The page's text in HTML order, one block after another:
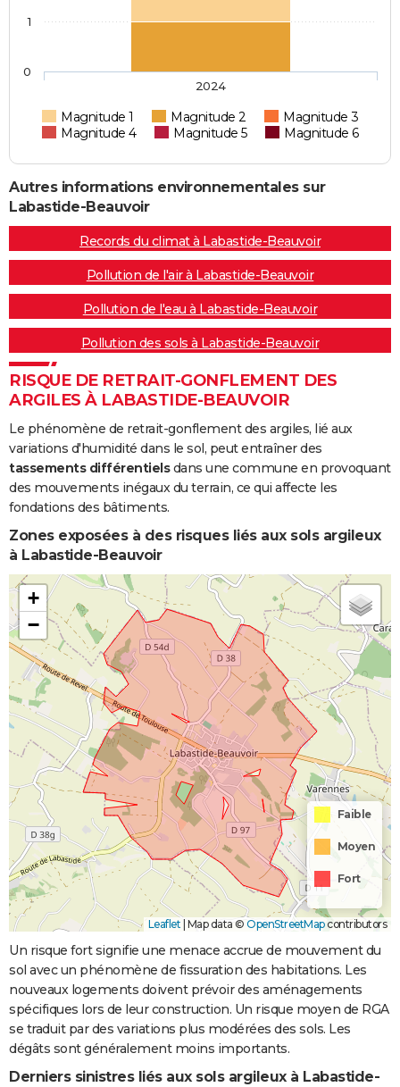
Magnitude 1 Magnitude 2
Magnitude 3
Magnitude 4
Magnitude 5 Magnitude 6
2024
0
1
Autres informations environnementales sur
Labastide-Beauvoir
Records du climat à Labastide-Beauvoir
Pollution de l'air à Labastide-Beauvoir
Pollution de l'eau à Labastide-Beauvoir
Pollution des sols à Labastide-Beauvoir
RISQUE DE RETRAIT-GONFLEMENT DES
ARGILES À LABASTIDE-BEAUVOIR
Le phénomène de retrait-gonflement des argiles, lié aux
variations d'humidité dans le sol, peut entraîner des
tassements différentielsdans une commune en provoquant
des mouvements inégaux du terrain, ce qui affecte les
fondations des bâtiments.
Zones exposées à des risques liés aux sols argileux
à Labastide-Beauvoir
+
−
Faible
Moyen
Fort
Leaflet Map data © OpenStreetMapcontributors
Un risque fort signifie une menace accrue de mouvement du
sol avec un phénomène de fissuration des habitations. Les
nouveaux logements doivent prévoir des aménagements
spécifiques lors de leur construction. Un risque moyen de RGA
se traduit par des variations plus modérées des sols. Les
dégâts sont généralement moins importants.
Derniers sinistres liés aux sols argileux à Labastide-